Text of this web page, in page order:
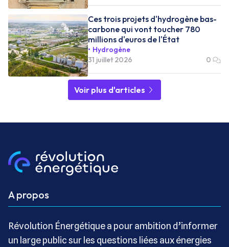
Ces trois projets d'hydrogène bas-
carbone qui vont toucher 780
millions d'euros de l'État
Hydrogène
31 juillet 2026
0
Voir plus d'articles
A propos
Révolution Énergétique a pour ambition d’informer
un large public sur les questions liées aux énergies